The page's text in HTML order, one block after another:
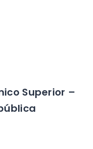
Superior –